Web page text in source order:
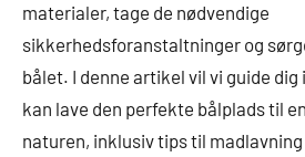
materialer, tage de nødvendige
sikkerhedsforanstaltninger og
bålet. I denne artikel vil vi guide dig
kan lave den perfekte bålplads til
naturen, inklusiv tips til